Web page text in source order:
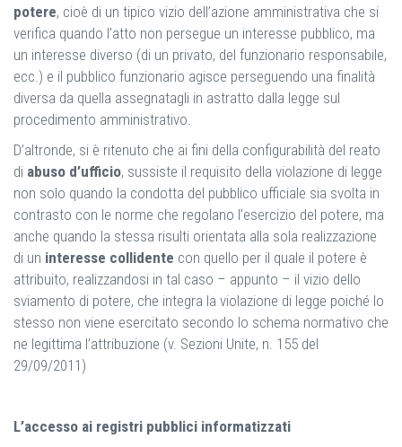
potere, cioè di un tipico vizio dell’azione amministrativa che si
verifica quando l’atto non persegue un interesse pubblico, ma
un interesse diverso (di un privato, del funzionario responsabile,
ecc.) e il pubblico funzionario agisce perseguendo una finalità
diversa da quella assegnatagli in astratto dalla legge sul
procedimento amministrativo.
D’altronde, si è ritenuto che ai fini della configurabilità del reato
di abuso d’ufficio, sussiste il requisito della violazione di legge
non solo quando la condotta del pubblico ufficiale sia svolta in
contrasto con le norme che regolano l’esercizio del potere, ma
anche quando la stessa risulti orientata alla sola realizzazione
di un interesse collidente con quello per il quale il potere è
attribuito, realizzandosi in tal caso – appunto – il vizio dello
sviamento di potere, che integra la violazione di legge poiché lo
stesso non viene esercitato secondo lo schema normativo che
ne legittima l’attribuzione (v. Sezioni Unite, n. 155 del
29/09/2011)
L’accesso ai registri pubblici informatizzati